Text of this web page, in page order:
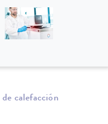
calefacción